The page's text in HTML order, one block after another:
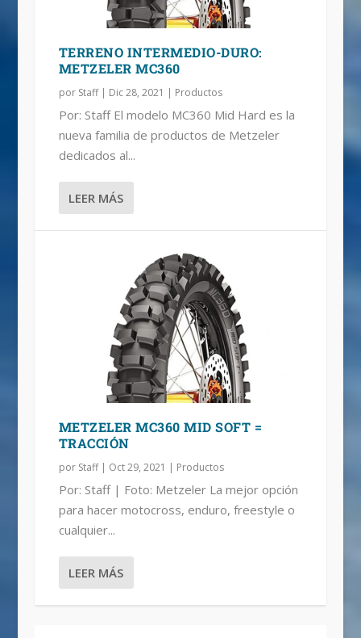
TERRENO INTERMEDIO-DURO:
METZELER MC360
por Staff| Dic 28, 2021 | Productos
Por: Staff El modelo MC360 Mid Hard es la
nueva familia de productos de Metzeler
dedicados al...
LEER MÁS
METZELER MC360 MID SOFT =
TRACCIÓN
por Staff| Oct 29, 2021 | Productos
Por: Staff | Foto: Metzeler La mejor opción
para hacer motocross, enduro, freestyle o
cualquier...
LEER MÁS